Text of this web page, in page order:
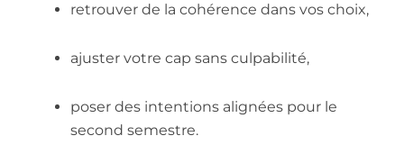
retrouver de la cohérence dans vos choix,
ajuster votre cap sans culpabilité,
poser des intentions alignées pour le
second semestre.